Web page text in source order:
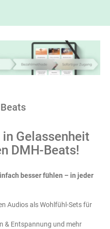
Gelassenheit
DMH-Beats!
besser fühlen – in jeder
Audios als Wohlfühl-Sets für
& Entspannung und mehr